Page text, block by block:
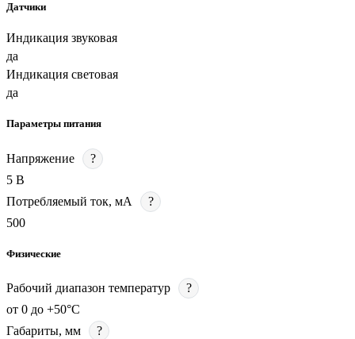
Датчики
Индикация звуковая
да
Индикация световая
да
Параметры питания
Напряжение
?
5 В
Потребляемый ток, мА
?
500
Физические
Рабочий диапазон температур
?
от 0 до +50°С
Габариты, мм
?